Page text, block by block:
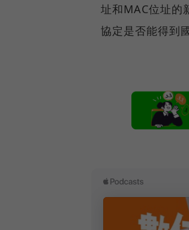
址和MAC位址的
協定是否能得到